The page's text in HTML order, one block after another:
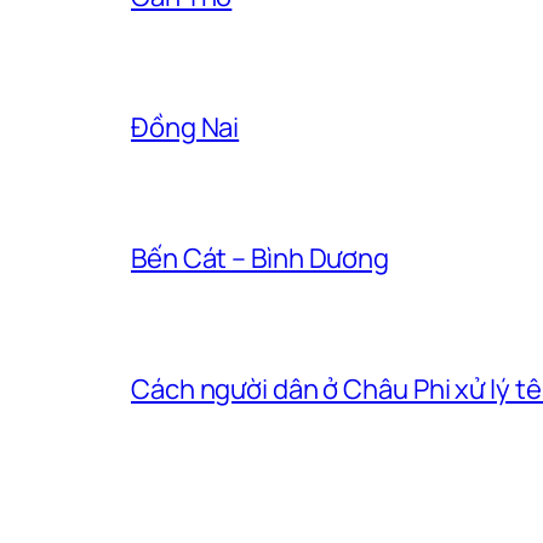
Đồng Nai
Bến Cát – Bình Dương
Cách người dân ở Châu Phi xử lý